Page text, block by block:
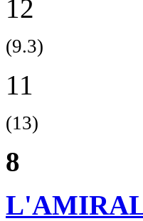
12
(9.3)
11
(13)
8